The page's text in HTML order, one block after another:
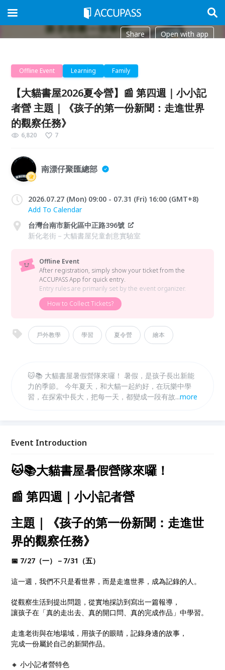
Share Open with app
Offline Event Learning Family
【大貓書屋2026夏令營】📰 第四週｜小小記
者營 主題｜《孩子的第一份新聞：走進世界
的觀察任務》
6,820 7
南漂仔聚匯總部
2026.07.27 (Mon) 09:00 - 07.31 (Fri) 16:00 (GMT+8)
Add To Calendar
台灣台南市新化區中正路396號
新化老街－大貓書屋兒童創意實驗室
Offline Event
After registration, simply show your ticket from the
ACCUPASS App for quick entry.
Entry rules are primarily set by the event organizer.
How to Collect Tickets?
戶外教學 學習 夏令營 繪本
🐱📚 大貓書屋暑假營隊來囉！ 暑假，是孩子長出新能
力的季節。 今年夏天，和大貓一起約好，在玩樂中學
習，在探索中長大，把每一天，都變成一段有故事的冒
隊自由選擇，可依孩子興趣報名！ 可單週參加，彈性
...more
Event Introduction
🐱📚大貓書屋暑假營隊來囉！
📰 第四週｜小小記者營
主題｜《孩子的第一份新聞：走進世
界的觀察任務》
📅 7/27（一）－7/31（五）
這一週，我們不只是看世界，而是走進世界，成為記錄的人。
從觀察生活到提出問題，從實地採訪到寫出一篇報導，
讓孩子在「真的走出去、真的開口問、真的完成作品」中學習。
走進老街與在地場域，用孩子的眼睛，記錄身邊的故事，
完成一份屬於自己的新聞作品。
🔸 小小記者營特色